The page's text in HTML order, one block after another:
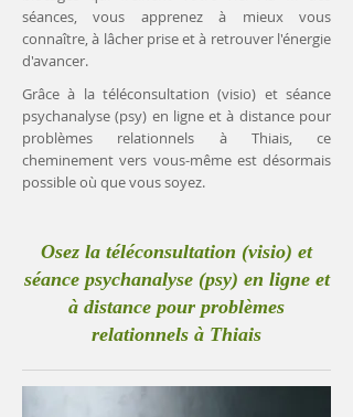
séances, vous apprenez à mieux vous
connaître, à lâcher prise et à retrouver l'énergie
d'avancer.
Grâce à la téléconsultation (visio) et séance
psychanalyse (psy) en ligne et à distance pour
problèmes relationnels à Thiais, ce
cheminement vers vous-même est désormais
possible où que vous soyez.
Osez la téléconsultation (visio) et
séance psychanalyse (psy) en ligne et
à distance pour problèmes
relationnels à Thiais